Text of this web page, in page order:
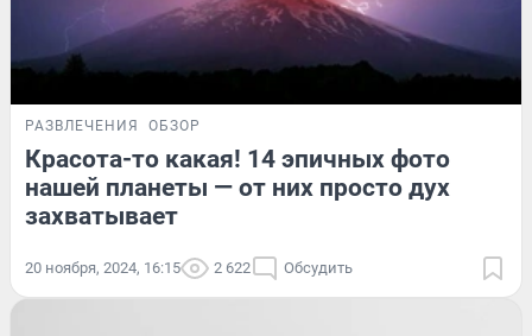
РАЗВЛЕЧЕНИЯ ОБЗОР
Красота-то какая! 14 эпичных фото
нашей планеты — от них просто дух
захватывает
20 ноября, 2024, 16:15 2 622 Обсудить